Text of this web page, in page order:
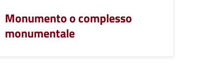
Monumento o complesso
monumentale